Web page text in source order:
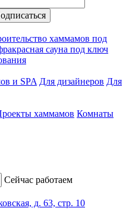
хаммамов под
сауна под ключ
и SPA Для дизайнеров Для
хаммамов Комнаты
Сейчас работаем
д. 63, стр. 10